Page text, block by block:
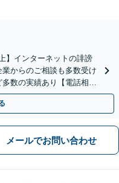
】インターネットの誹謗
からのご相談も多数受け
数の実績あり【電話相談
メールでお問い合わせ